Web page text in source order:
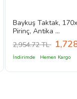
Baykuş Taktak,
Pirinç, Antika ...
2,954.72 TL
İndirimde Hemen Kargo